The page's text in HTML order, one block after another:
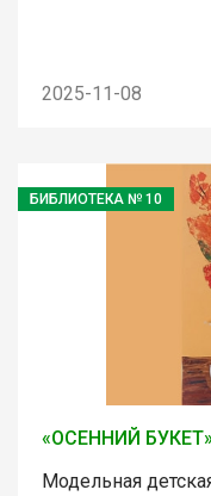
2025-11-08
БИБЛИОТЕКА № 10
«ОСЕННИЙ БУКЕТ»
Модельная